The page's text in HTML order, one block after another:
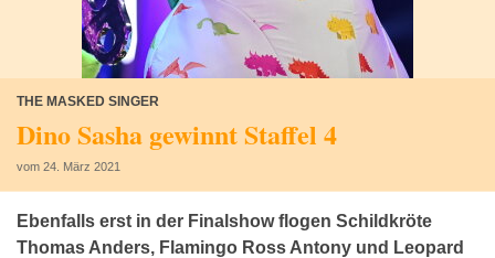
THE MASKED SINGER
Dino Sasha gewinnt Staffel 4
vom 24. März 2021
Ebenfalls erst in der Finalshow flogen Schildkröte
Thomas Anders, Flamingo Ross Antony und Leopard